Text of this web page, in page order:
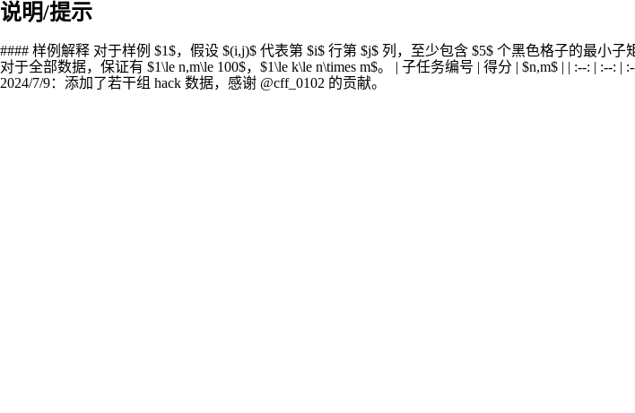
说明/提示
#### 样例解释 对于样例 $1$，假设 $(i,j)$ 代表第 $i$ 行第 $j$ 列，至少包含 $5$ 个黑色格子的最小
对于全部数据，保证有 $1\le n,m\le 100$，$1\le k\le n\times m$。 | 子任务编号 | 得分 | $n,m$ | | :--: | :--: |
2024/7/9：添加了若干组 hack 数据，感谢 @cff_0102 的贡献。